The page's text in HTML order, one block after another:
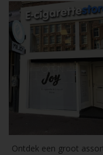
Ontdek een groot